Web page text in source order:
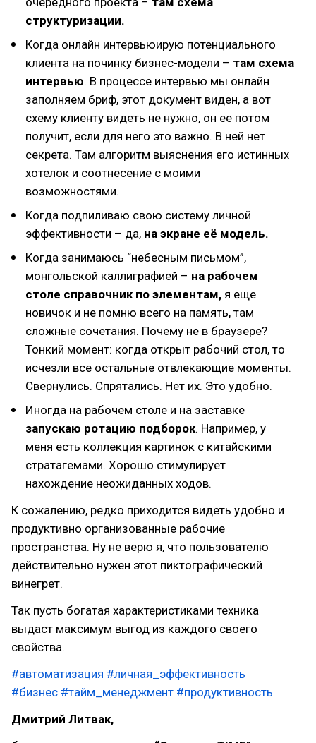
структуризации.
Когда онлайн интервьюирую потенциального
клиента на починку бизнес-модели – там схема
интервью. В процессе интервью мы онлайн
заполняем бриф, этот документ виден, а вот
схему клиенту видеть не нужно, он ее потом
получит, если для него это важно. В ней нет
секрета. Там алгоритм выяснения его истинных
хотелок и соотнесение с моими
возможностями.
Когда подпиливаю свою систему личной
эффективности – да, на экране её модель.
Когда занимаюсь “небесным письмом”,
монгольской каллиграфией – на рабочем
столе справочник по элементам, я еще
новичок и не помню всего на память, там
сложные сочетания. Почему не в браузере?
Тонкий момент: когда открыт рабочий стол, то
исчезли все остальные отвлекающие моменты.
Свернулись. Спрятались. Нет их. Это удобно.
Иногда на рабочем столе и на заставке
запускаю ротацию подборок. Например, у
меня есть коллекция картинок с китайскими
стратагемами. Хорошо стимулирует
нахождение неожиданных ходов.
К сожалению, редко приходится видеть удобно и
продуктивно организованные рабочие
пространства. Ну не верю я, что пользователю
действительно нужен этот пиктографический
винегрет.
Так пусть богатая характеристиками техника
выдаст максимум выгод из каждого своего
свойства.
#автоматизация #личная_эффективность
#бизнес #тайм_менеджмент #продуктивность
Дмитрий Литвак,